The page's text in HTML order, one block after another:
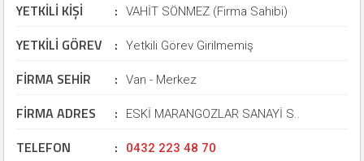
YETKİLİ KİŞİ : VAHİT SÖNMEZ (Firma Sahibi)
YETKİLİ GÖREV : Yetkili Görev Girilmemiş
FİRMA SEHİR : Van - Merkez
FİRMA ADRES : ESKİ MARANGOZLAR SANAYİ S..
TELEFON : 0432 223 48 70